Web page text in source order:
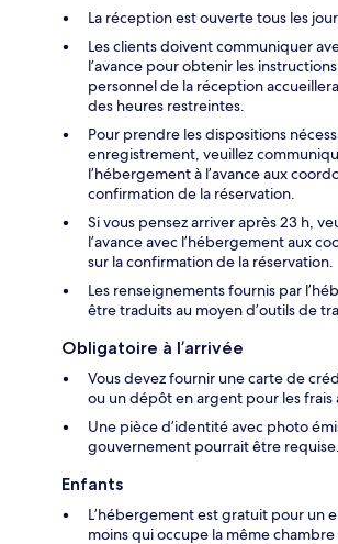
La réception est ouverte tous les
Les clients doivent communiquer
l’avance pour obtenir les
personnel de la réception
des heures restreintes.
Pour prendre les dispositions
enregistrement, veuillez
l’hébergement à l’avance aux
confirmation de la réservation.
Si vous pensez arriver après 23 h,
l’avance avec l’hébergement aux
sur la confirmation de la réservation.
Les renseignements fournis par
être traduits au moyen d’outils de
Obligatoire à l’arrivée
Vous devez fournir une carte de
ou un dépôt en argent pour les frais
Une pièce d’identité avec photo
gouvernement pourrait être requise.
Enfants
L’hébergement est gratuit pour un
moins qui occupe la même